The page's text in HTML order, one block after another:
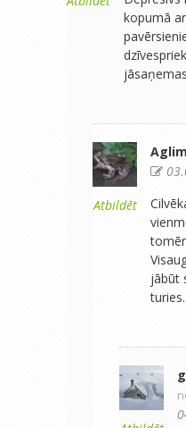
kopumā
Atbildēt
jābūt
turies.